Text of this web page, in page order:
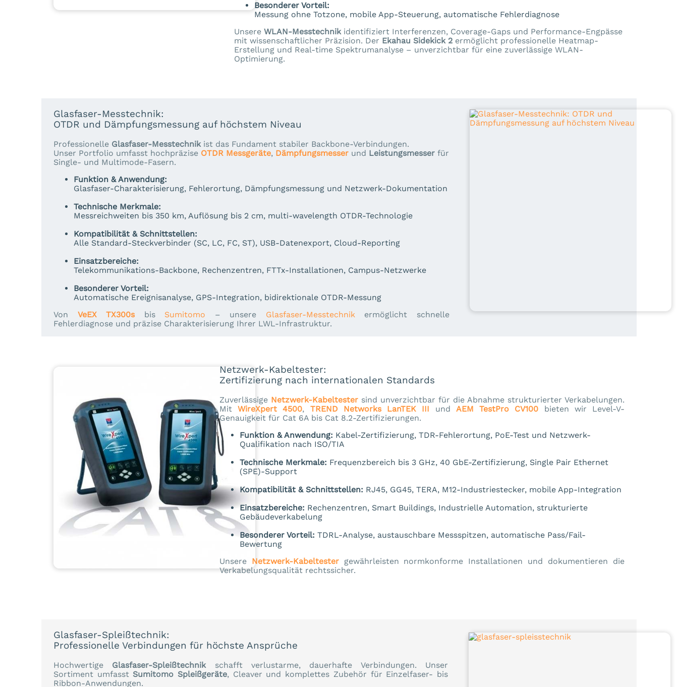
Besonderer Vorteil:
Messung ohne Totzone, mobile App-Steuerung, automatische Fehlerdiagnose
Unsere WLAN-Messtechnikidentifiziert Interferenzen, Coverage-Gaps und Performance-Engpässe
mit wissenschaftlicher Präzision. Der Ekahau Sidekick 2ermöglicht professionelle Heatmap-
Erstellung und Real-time Spektrumanalyse – unverzichtbar für eine zuverlässige WLAN-
Optimierung.
Glasfaser-Messtechnik:
OTDR und Dämpfungsmessung auf höchstem Niveau
Professionelle Glasfaser-Messtechnikist das Fundament stabiler Backbone-Verbindungen.
Unser Portfolio umfasst hochpräzise OTDR Messgeräte, Dämpfungsmesser und Leistungsmesser für
Single- und Multimode-Fasern.
Funktion & Anwendung:
Glasfaser-Charakterisierung, Fehlerortung, Dämpfungsmessung und Netzwerk-Dokumentation
Technische Merkmale:
Messreichweiten bis 350 km, Auflösung bis 2 cm, multi-wavelength OTDR-Technologie
Kompatibilität & Schnittstellen:
Alle Standard-Steckverbinder (SC, LC, FC, ST), USB-Datenexport, Cloud-Reporting
Einsatzbereiche:
Telekommunikations-Backbone, Rechenzentren, FTTx-Installationen, Campus-Netzwerke
Besonderer Vorteil:
Automatische Ereignisanalyse, GPS-Integration, bidirektionale OTDR-Messung
Von VeEX TX300sbis Sumitomo – unsere Glasfaser-Messtechnikermöglicht schnelle
Fehlerdiagnose und präzise Charakterisierung Ihrer LWL-Infrastruktur.
Netzwerk-Kabeltester:
Zertifizierung nach internationalen Standards
Zuverlässige Netzwerk-Kabeltestersind unverzichtbar für die Abnahme strukturierter Verkabelungen.
MitWireXpert 4500, TREND Networks LanTEK III und AEM TestPro CV100 bieten wir Level-V-
Genauigkeit für Cat 6A bis Cat 8.2-Zertifizierungen.
Funktion & Anwendung: Kabel-Zertifizierung, TDR-Fehlerortung, PoE-Test und Netzwerk-
Qualifikation nach ISO/TIA
Technische Merkmale: Frequenzbereich bis 3 GHz, 40 GbE-Zertifizierung, Single Pair Ethernet
(SPE)-Support
Kompatibilität & Schnittstellen: RJ45, GG45, TERA, M12-Industriestecker, mobile App-Integration
Einsatzbereiche: Rechenzentren, Smart Buildings, Industrielle Automation, strukturierte
Gebäudeverkabelung
Besonderer Vorteil: TDRL-Analyse, austauschbare Messspitzen, automatische Pass/Fail-
Bewertung
Unsere Netzwerk-Kabeltestergewährleisten normkonforme Installationen und dokumentieren die
Verkabelungsqualität rechtssicher.
Glasfaser-Spleißtechnik:
Professionelle Verbindungen für höchste Ansprüche
Hochwertige Glasfaser-Spleißtechnikschafft verlustarme, dauerhafte Verbindungen. Unser
Sortiment umfasstSumitomo Spleißgeräte, Cleaver und komplettes Zubehör für Einzelfaser- bis
Ribbon-Anwendungen.